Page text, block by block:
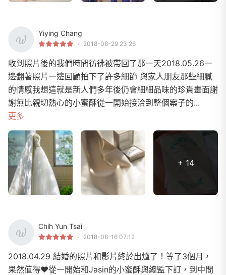
Yiying Chang
2018-08-29 23:26
收到照片後的我們時間彷彿被帶回了那一天2018.05.26一
邊翻著照片一邊回顧拍下了許多細節 與家人朋友那些細膩
的情感我想這就是新人們多年後仍會細細品味的珍貴畫面謝
謝無比親切熱心的小蜜酥從一開始接洽到整個案子的...
更多
+ 14
Chih Yun Tsai
2018-08-16 07:12
2018.04.29 結婚的照片和影片終於出爐了！等了3個月，
果然值得❤️從一開始和Jasin的小蜜酥與總監下訂，到中間